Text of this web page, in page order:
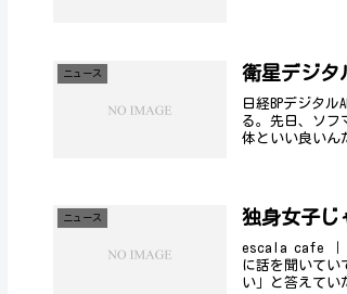
ニュース 衛星デジタ
日経BPデジタ
る。先日、ソフ
体といい良い
ニュース 独身女子じ
escala cafe ｜
に話を聞いてい
い」と答えて